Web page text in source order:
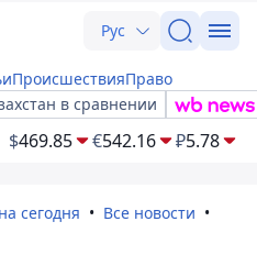
Рус
ПроисшествияПраво
в сравнении
$469.85 €542.16 ₽5.78
сегодня
Все новости